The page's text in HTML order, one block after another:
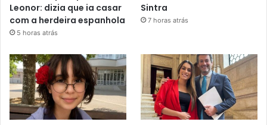
Leonor: dizia que ia casar
com a herdeira espanhola
5 horas atrás
Sintra
7 horas atrás